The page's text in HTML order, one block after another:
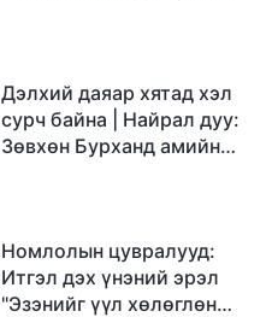
Дэлхий даяар хятад хэл
сурч байна | Найрал дуу:
Зөвхөн Бурханд амийн
Номлолын цувралууд:
Итгэл дэх үнэний эрэл
"Эзэнийг үүл хөлөглөн